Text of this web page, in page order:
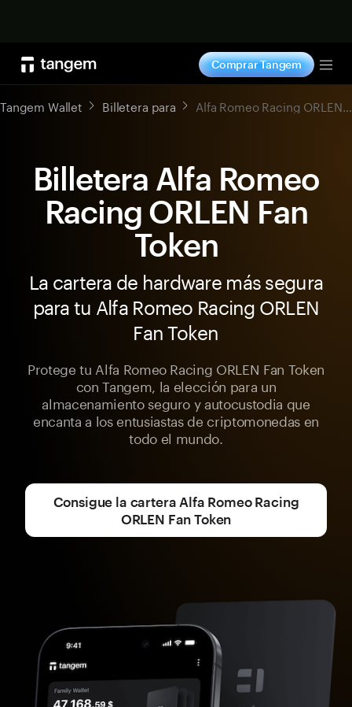
Comprar Tangem
Tangem Wallet Billetera para Alfa Romeo Racing ORLEN Fan Token
Billetera Alfa Romeo
Racing ORLEN Fan
Token
La cartera de hardware más segura
para tu Alfa Romeo Racing ORLEN
Fan Token
Protege tu Alfa Romeo Racing ORLEN Fan Token
con Tangem, la elección para un
almacenamiento seguro y autocustodia que
encanta a los entusiastas de criptomonedas en
todo el mundo.
Consigue la cartera Alfa Romeo Racing
ORLEN Fan Token